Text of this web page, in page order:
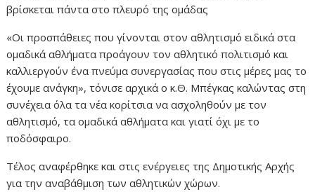
βρίσκεται πάντα στο πλευρό της ομάδας
«Οι προσπάθειες που γίνονται στον αθλητισμό ειδικά στα
ομαδικά αθλήματα προάγουν τον αθλητικό πολιτισμό και
καλλιεργούν ένα πνεύμα συνεργασίας που στις μέρες μας το
έχουμε ανάγκη», τόνισε αρχικά ο κ.Θ. Μπέγκας καλώντας στη
συνέχεια όλα τα νέα κορίτσια να ασχοληθούν με τον
αθλητισμό, τα ομαδικά αθλήματα και γιατί όχι με το
ποδόσφαιρο.
Τέλος αναφέρθηκε και στις ενέργειες της Δημοτικής Αρχής
για την αναβάθμιση των αθλητικών χώρων.